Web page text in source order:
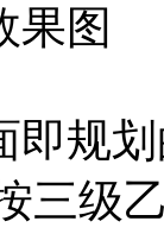
果图
即规
三级